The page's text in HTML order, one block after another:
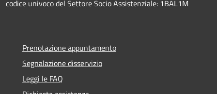
codice univoco del Settore Socio Assistenziale: 1BAL1M
Prenotazione appuntamento
Segnalazione disservizio
Leggi le FAQ